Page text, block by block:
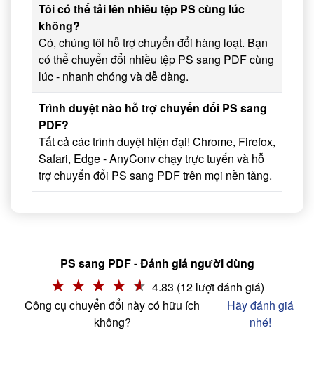
Tôi có thể tải lên nhiều tệp PS cùng lúc
không?
Có, chúng tôi hỗ trợ chuyển đổi hàng loạt. Bạn
có thể chuyển đổi nhiều tệp PS sang PDF cùng
lúc - nhanh chóng và dễ dàng.
Trình duyệt nào hỗ trợ chuyển đổi PS sang
PDF?
Tất cả các trình duyệt hiện đại! Chrome, Firefox,
Safari, Edge - AnyConv chạy trực tuyến và hỗ
trợ chuyển đổi PS sang PDF trên mọi nền tảng.
PS sang PDF - Đánh giá người dùng
4.83 (12 lượt đánh giá)
Công cụ chuyển đổi này có hữu ích
không?
Hãy đánh giá
nhé!